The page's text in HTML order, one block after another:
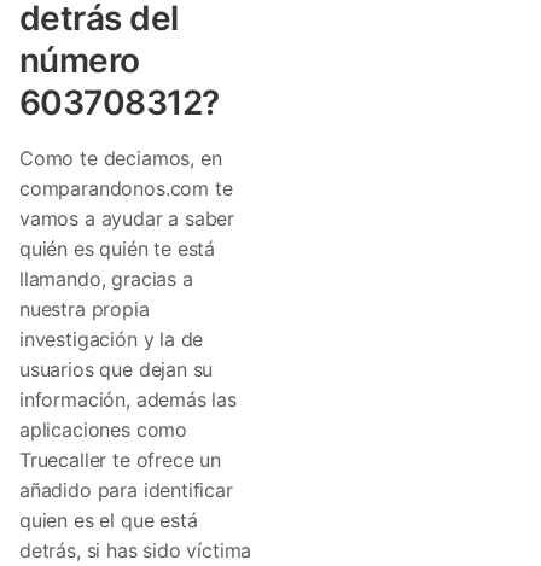
detrás del
número
603708312?
Como te deciamos, en
comparandonos.com te
vamos a ayudar a saber
quién es quién te está
llamando, gracias a
nuestra propia
investigación y la de
usuarios que dejan su
información, además las
aplicaciones como
Truecaller te ofrece un
añadido para identificar
quien es el que está
detrás, si has sido víctima